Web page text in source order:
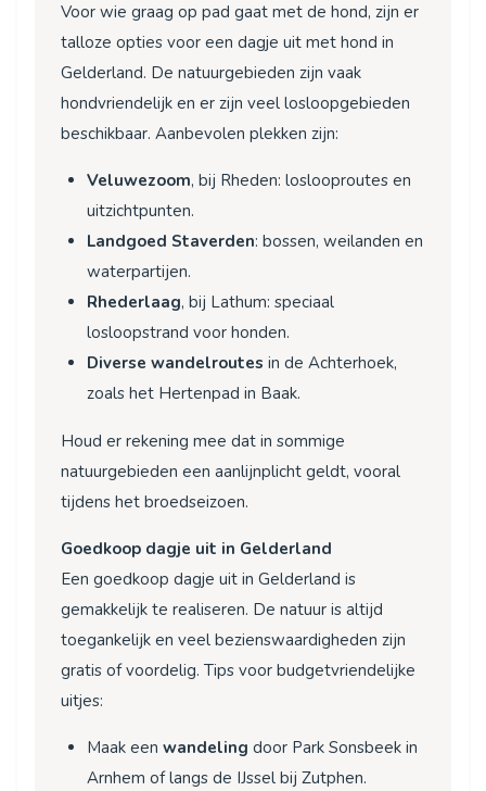
Voor wie graag op pad gaat met de hond, zijn er
talloze opties voor een dagje uit met hond in
Gelderland. De natuurgebieden zijn vaak
hondvriendelijk en er zijn veel losloopgebieden
beschikbaar. Aanbevolen plekken zijn:
Veluwezoom, bij Rheden: loslooproutes en
uitzichtpunten.
Landgoed Staverden: bossen, weilanden en
waterpartijen.
Rhederlaag, bij Lathum: speciaal
losloopstrand voor honden.
Diverse wandelroutes in de Achterhoek,
zoals het Hertenpad in Baak.
Houd er rekening mee dat in sommige
natuurgebieden een aanlijnplicht geldt, vooral
tijdens het broedseizoen.
Goedkoop dagje uit in Gelderland
Een goedkoop dagje uit in Gelderland is
gemakkelijk te realiseren. De natuur is altijd
toegankelijk en veel bezienswaardigheden zijn
gratis of voordelig. Tips voor budgetvriendelijke
uitjes:
Maak een wandeling door Park Sonsbeek in
Arnhem of langs de IJssel bij Zutphen.